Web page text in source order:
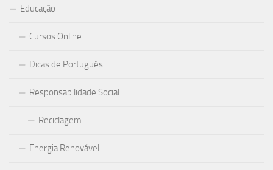
Educação
Cursos Online
Dicas de Português
Responsabilidade Social
Reciclagem
Energia Renovável